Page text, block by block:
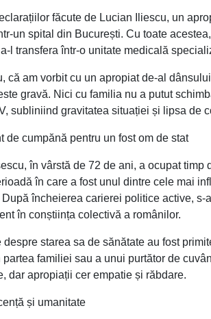
făcute de Lucian Iliescu, un
un spital din București. Cu toate
l transfera într-o unitate medicală
că am vorbit cu un apropiat de-al
gravă. Nici cu familia nu a putut
subliniind gravitatea situației și lipsa de
de cumpănă pentru un fost om de stat
în vârstă de 72 de ani, a ocupat
în care a fost unul dintre cele mai
încheierea carierei politice active,
în conștiința colectivă a românilor.
despre starea sa de sănătate au fost
familiei sau a unui purtător de
dar apropiații cer empatie și răbdare.
și umanitate